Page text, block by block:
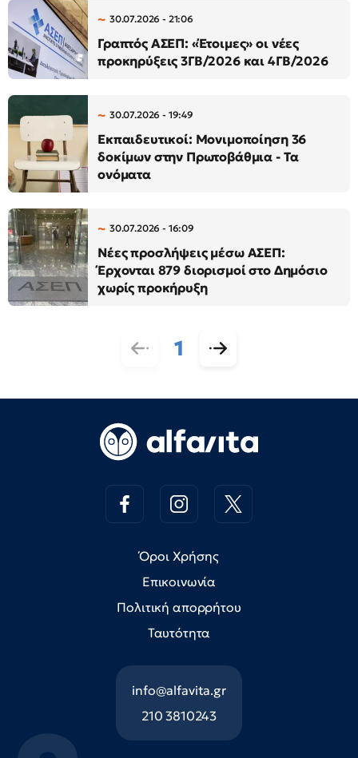
30.07.2026 - 21:06
Γραπτός ΑΣΕΠ: «Έτοιμες» οι νέες
προκηρύξεις 3ΓΒ/2026 και 4ΓΒ/2026
30.07.2026 - 19:49
Εκπαιδευτικοί: Μονιμοποίηση 36
δοκίμων στην Πρωτοβάθμια - Τα
ονόματα
30.07.2026 - 16:09
Νέες προσλήψεις μέσω ΑΣΕΠ:
Έρχονται 879 διορισμοί στο Δημόσιο
χωρίς προκήρυξη
1
Όροι Χρήσης
Επικοινωνία
Πολιτική απορρήτου
Ταυτότητα
info@alfavita.gr
210 3810243